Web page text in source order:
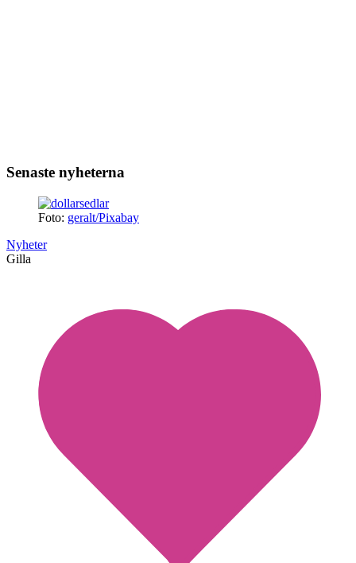
Senaste nyheterna
Foto: geralt/Pixabay
Nyheter
Gilla